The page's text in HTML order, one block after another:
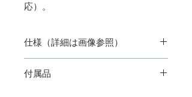
応）。
仕様（詳細は画像参照）
赤経
付属品